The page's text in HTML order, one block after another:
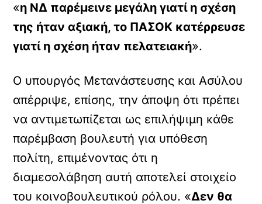
«η ΝΔ παρέμεινε μεγάλη γιατί η σχέση
της ήταν αξιακή, το ΠΑΣΟΚ κατέρρευσε
γιατί η σχέση ήταν πελατειακή».
Ο υπουργός Μετανάστευσης και Ασύλου
απέρριψε, επίσης, την άποψη ότι πρέπει
να αντιμετωπίζεται ως επιλήψιμη κάθε
παρέμβαση βουλευτή για υπόθεση
πολίτη, επιμένοντας ότι η
διαμεσολάβηση αυτή αποτελεί στοιχείο
του κοινοβουλευτικού ρόλου. «Δεν θα